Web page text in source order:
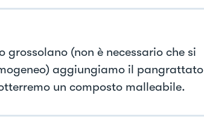
(non è necessario che si
aggiungiamo il pangrattato
un composto malleabile.